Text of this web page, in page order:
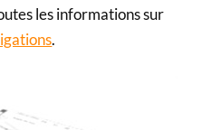
les informations sur
.